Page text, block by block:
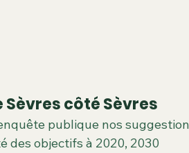
Sèvres côté Sèvres
publique nos
des objectifs à 2020, 2030